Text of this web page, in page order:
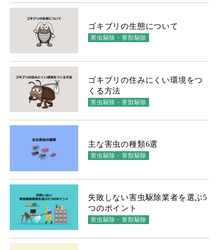
ゴキブリの生態について
害虫駆除・害獣駆除
ゴキブリの住みにくい環境をつ
くる方法
害虫駆除・害獣駆除
主な害虫の種類6選
害虫駆除・害獣駆除
失敗しない害虫駆除業者を選ぶ5
つのポイント
害虫駆除・害獣駆除